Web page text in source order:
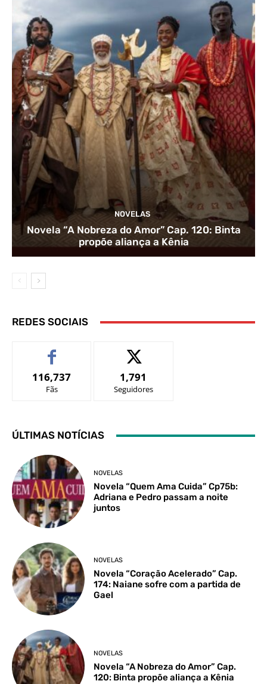
NOVELAS
Novela “A Nobreza do Amor” Cap. 120: Binta
propõe aliança a Kênia
REDES SOCIAIS
116,737
Fãs
1,791
Seguidores
ÚLTIMAS NOTÍCIAS
NOVELAS
Novela “Quem Ama Cuida” Cp75b:
Adriana e Pedro passam a noite
juntos
NOVELAS
Novela “Coração Acelerado” Cap.
174: Naiane sofre com a partida de
Gael
NOVELAS
Novela “A Nobreza do Amor” Cap.
120: Binta propõe aliança a Kênia